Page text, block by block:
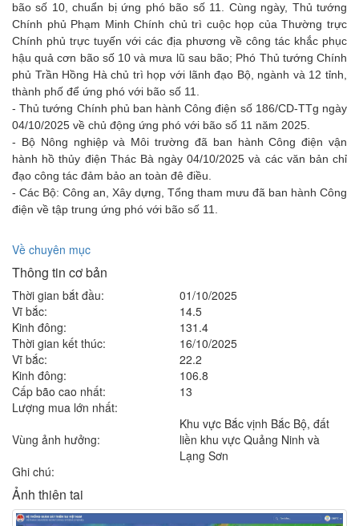
bão số 10, chuẩn bị ứng phó bão số 11. Cùng ngày, Thủ tướng
Chính phủ Phạm Minh Chính chủ trì cuộc họp của Thường trực
Chính phủ trực tuyến với các địa phương về công tác khắc phục
hậu quả cơn bão số 10 và mưa lũ sau bão; Phó Thủ tướng Chính
phủ Trần Hồng Hà chủ trì họp với lãnh đạo Bộ, ngành và 12 tỉnh,
thành phố để ứng phó với bão số 11.
- Thủ tướng Chính phủ ban hành Công điện số 186/CD-TTg ngày
04/10/2025 về chủ động ứng phó với bão số 11 năm 2025.
- Bộ Nông nghiệp và Môi trường đã ban hành Công điện vận
hành hồ thủy điện Thác Bà ngày 04/10/2025 và các văn bản chỉ
đạo công tác đảm bảo an toàn đê điều.
- Các Bộ: Công an, Xây dựng, Tổng tham mưu đã ban hành Công
điện về tập trung ứng phó với bão số 11.
Về chuyên mục
Thông tin cơ bản
Thời gian bắt đầu:
01/10/2025
Vĩ bắc:
14.5
Kinh đông:
131.4
Thời gian kết thúc:
16/10/2025
Vĩ bắc:
22.2
Kinh đông:
106.8
Cấp bão cao nhất:
13
Lượng mua lớn nhất:
Vùng ảnh hưởng:
Khu vực Bắc vịnh Bắc Bộ, đất
liền khu vực Quảng Ninh và
Lạng Sơn
Ghi chú:
Ảnh thiên tai